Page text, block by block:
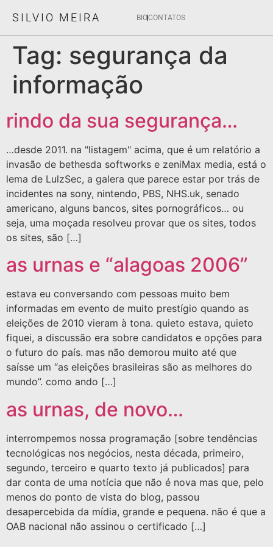
SILVIO MEIRA BIOCONTATOS
Tag: segurança da
informação
rindo da sua segurança…
…desde 2011. na "listagem" acima, que é um relatório a
invasão de bethesda softworks e zeniMax media, está o
lema de LulzSec, a galera que parece estar por trás de
incidentes na sony, nintendo, PBS, NHS.uk, senado
americano, alguns bancos, sites pornográficos… ou
seja, uma moçada resolveu provar que os sites, todos
os sites, são […]
as urnas e “alagoas 2006”
estava eu conversando com pessoas muito bem
informadas em evento de muito prestígio quando as
eleições de 2010 vieram à tona. quieto estava, quieto
fiquei, a discussão era sobre candidatos e opções para
o futuro do país. mas não demorou muito até que
saísse um “as eleições brasileiras são as melhores do
mundo”. como ando […]
as urnas, de novo…
interrompemos nossa programação [sobre tendências
tecnológicas nos negócios, nesta década, primeiro,
segundo, terceiro e quarto texto já publicados] para
dar conta de uma notícia que não é nova mas que, pelo
menos do ponto de vista do blog, passou
desapercebida da mídia, grande e pequena. não é que a
OAB nacional não assinou o certificado […]